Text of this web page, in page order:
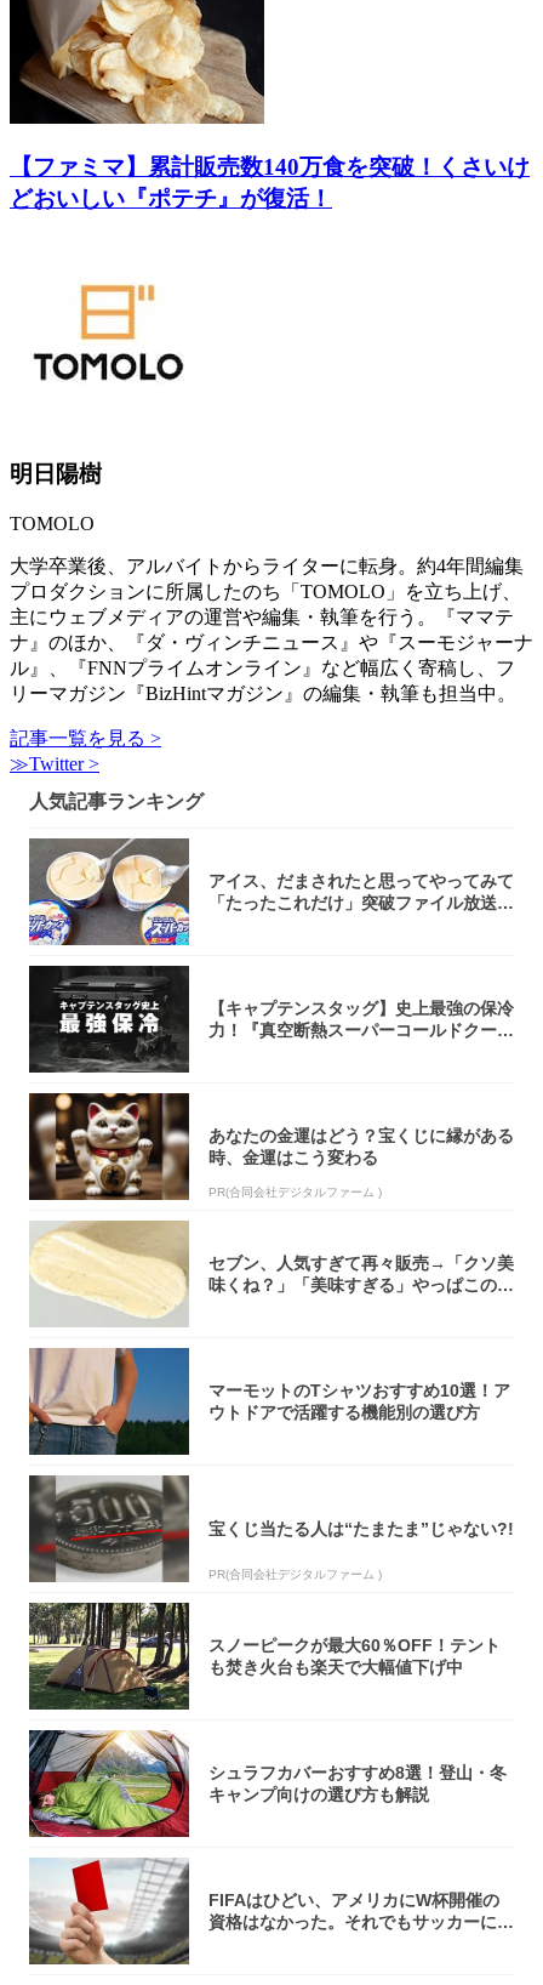
【ファミマ】累計販売数140万食を突破！くさいけ
どおいしい『ポテチ』が復活！
明日陽樹
TOMOLO
大学卒業後、アルバイトからライターに転身。約4年間編集
プロダクションに所属したのち「TOMOLO」を立ち上げ、
主にウェブメディアの運営や編集・執筆を行う。『ママテ
ナ』のほか、『ダ・ヴィンチニュース』や『スーモジャーナ
ル』、『FNNプライムオンライン』など幅広く寄稿し、フ
リーマガジン『BizHintマガジン』の編集・執筆も担当中。
記事一覧を見る >
≫Twitter >
人気記事ランキング
アイス、だまされたと思ってやってみて
「たったこれだけ」突破ファイル放送で
【キャプテンスタッグ】史上最強の保冷
力！『真空断熱スーパーコールドクーラ
あなたの金運はどう？宝くじに縁がある
時、金運はこう変わる
PR(合同会社デジタルファーム )
セブン、人気すぎて再々販売→「クソ美
味くね？」「美味すぎる」やっぱこのク
マーモットのTシャツおすすめ10選！ア
ウトドアで活躍する機能別の選び方
宝くじ当たる人は“たまたま”じゃない?!
PR(合同会社デジタルファーム )
スノーピークが最大60％OFF！テント
も焚き火台も楽天で大幅値下げ中
シュラフカバーおすすめ8選！登山・冬
キャンプ向けの選び方も解説
FIFAはひどい、アメリカにW杯開催の
資格はなかった。それでもサッカーには